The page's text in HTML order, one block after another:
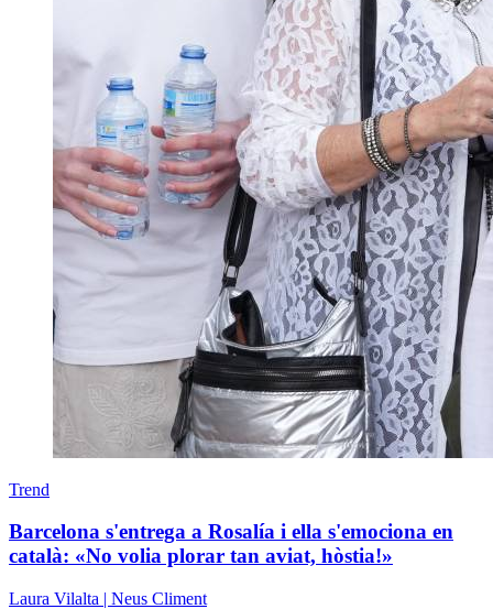
Trend
Barcelona s'entrega a Rosalía i ella s'emociona en
català: «No volia plorar tan aviat, hòstia!»
Laura Vilalta | Neus Climent